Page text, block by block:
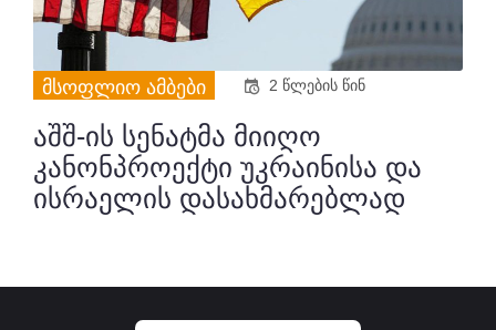
ᲛᲡᲝᲤᲚᲘᲝ ᲐᲛᲑᲔᲑᲘ 2 წლების წინ
აშშ-ის სენატმა მიიღო
კანონპროექტი უკრაინისა და
ისრაელის დასახმარებლად